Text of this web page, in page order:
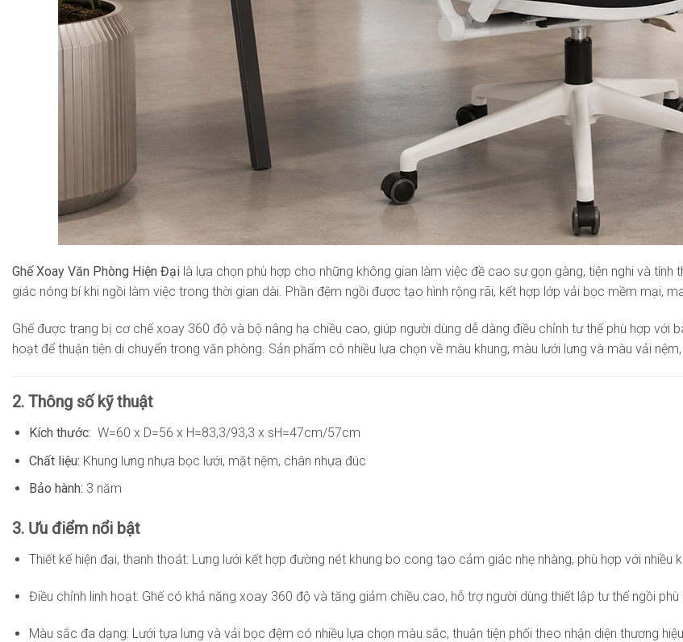
Ghế Xoay Văn Phòng Hiện Đại là lựa chọn phù hợp cho những không gian làm việc đề cao sự gọn gàng, tiện nghi và
giác nóng bí khi ngồi làm việc trong thời gian dài. Phần đệm ngồi được tạo hình rộng rãi, kết hợp lớp vải bọc mềm mại,
Ghế được trang bị cơ chế xoay 360 độ và bộ nâng hạ chiều cao, giúp người dùng dễ dàng điều chỉnh tư thế phù hợp với
hoạt để thuận tiện di chuyển trong văn phòng. Sản phẩm có nhiều lựa chọn về màu khung, màu lưới lưng và màu vải
2. Thông số kỹ thuật
Kích thước: W=60 x D=56 x H=83,3/93,3 x sH=47cm/57cm
Chất liệu: Khung lưng nhựa bọc lưới, mặt nệm, chân nhựa đúc
Bảo hành: 3 năm
3. Ưu điểm nổi bật
Thiết kế hiện đại, thanh thoát: Lưng lưới kết hợp đường nét khung bo cong tạo cảm giác nhẹ nhàng, phù hợp với nhiều
Điều chỉnh linh hoạt: Ghế có khả năng xoay 360 độ và tăng giảm chiều cao, hỗ trợ người dùng thiết lập tư thế ngồi phù
Màu sắc đa dạng: Lưới tựa lưng và vải bọc đệm có nhiều lựa chọn màu sắc, thuận tiện phối theo nhận diện thương